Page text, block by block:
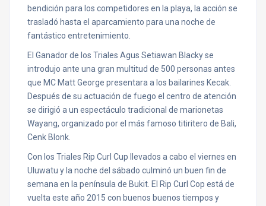
bendición para los competidores en la playa, la acción se
trasladó hasta el aparcamiento para una noche de
fantástico entretenimiento.
El Ganador de los Triales Agus Setiawan Blacky se
introdujo ante una gran multitud de 500 personas antes
que MC Matt George presentara a los bailarines Kecak.
Después de su actuación de fuego el centro de atención
se dirigió a un espectáculo tradicional de marionetas
Wayang, organizado por el más famoso titiritero de Bali,
Cenk Blonk.
Con los Triales Rip Curl Cup llevados a cabo el viernes en
Uluwatu y la noche del sábado culminó un buen fin de
semana en la península de Bukit. El Rip Curl Cop está de
vuelta este año 2015 con buenos buenos tiempos y